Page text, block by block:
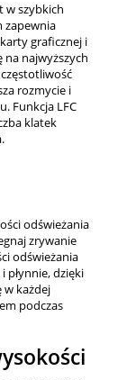
w szybkich
zapewnia
graficznej i
najwyższych
rozmycie i
Funkcja LFC
klatek
odświeżania
zrywanie
odświeżania
płynnie, dzięki
w każdej
podczas